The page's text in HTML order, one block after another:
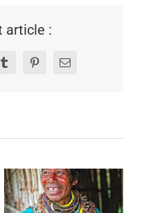
article :
TumblrPinterestEmail